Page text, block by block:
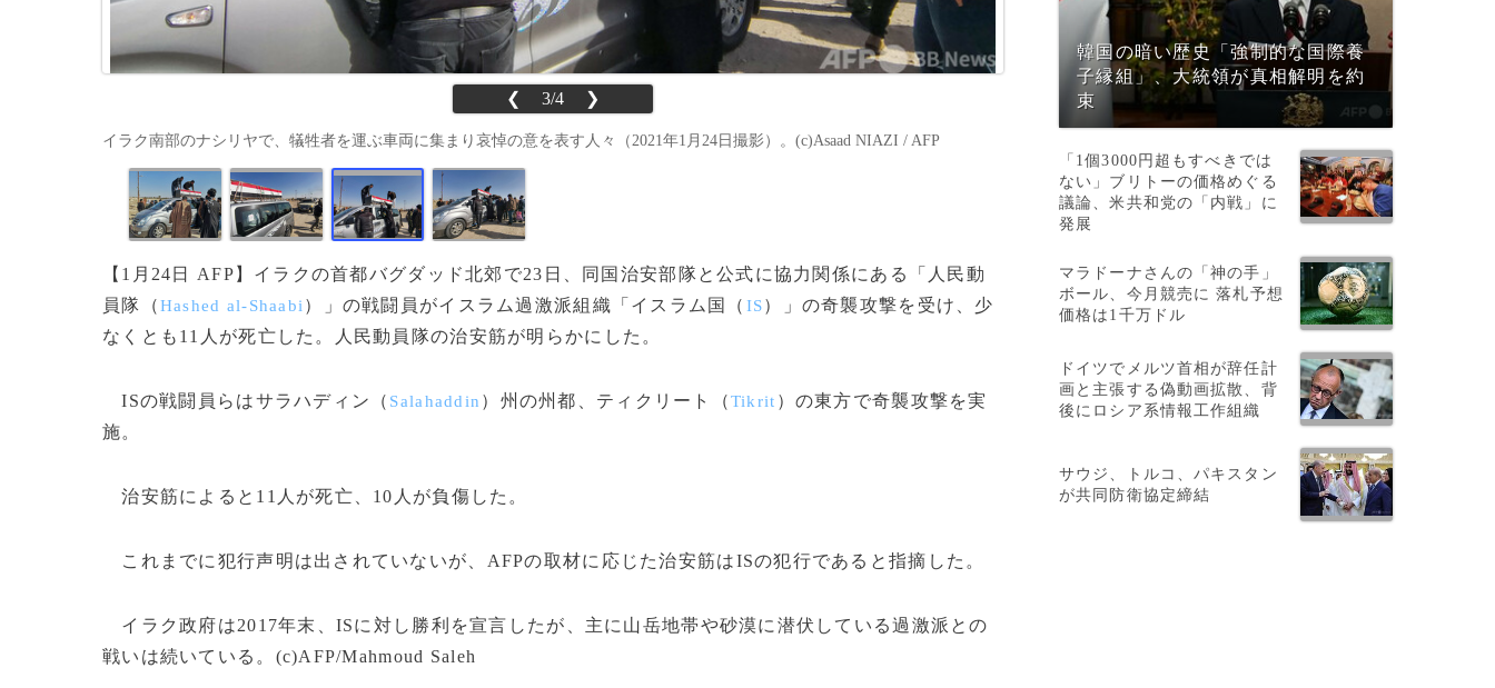
❮ 3/4 ❯
イラク南部のナシリヤで、犠牲者を運ぶ車両に集まり哀悼の意を表す人々（2021年1月24日撮影）。(c)Asaad NIAZI / AFP
【1月24日 AFP】イラクの首都バグダッド北郊で23日、同国治安部隊と公式に協力関係にある「人民動
員隊（Hashed al-Shaabi ）」の戦闘員がイスラム過激派組織「イスラム国（ IS）」の奇襲攻撃を受け、少
なくとも11人が死亡した。人民動員隊の治安筋が明らかにした。
ISの戦闘員らはサラハディン（ Salahaddin ）州の州都、ティクリート（Tikrit ）の東方で奇襲攻撃を実
施。
治安筋によると11人が死亡、10人が負傷した。
これまでに犯行声明は出されていないが、AFPの取材に応じた治安筋はISの犯行であると指摘した。
イラク政府は2017年末、ISに対し勝利を宣言したが、主に山岳地帯や砂漠に潜伏している過激派との
戦いは続いている。(c)AFP/Mahmoud Saleh
韓国の暗い歴史「強制的な国際養
子縁組」、大統領が真相解明を約
束
「1個3000円超もすべきでは
ない」ブリトーの価格めぐる
議論、米共和党の「内戦」に
発展
マラドーナさんの「神の手」
ボール、今月競売に 落札予想
価格は1千万ドル
ドイツでメルツ首相が辞任計
画と主張する偽動画拡散、背
後にロシア系情報工作組織
サウジ、トルコ、パキスタン
が共同防衛協定締結